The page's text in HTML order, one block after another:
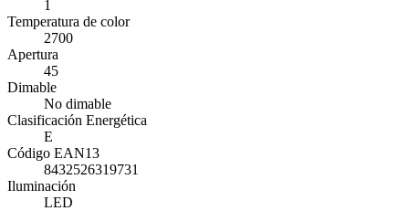
1
Temperatura de color
2700
Apertura
45
Dimable
No dimable
Clasificación Energética
E
Código EAN13
8432526319731
Iluminación
LED